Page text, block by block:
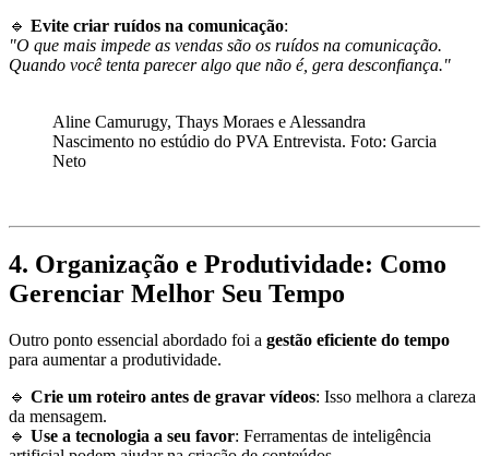
🔹 Evite criar ruídos na comunicação:
"O que mais impede as vendas são os ruídos na comunicação.
Quando você tenta parecer algo que não é, gera desconfiança."
Aline Camurugy, Thays Moraes e Alessandra
Nascimento no estúdio do PVA Entrevista. Foto: Garcia
Neto
4. Organização e Produtividade: Como
Gerenciar Melhor Seu Tempo
Outro ponto essencial abordado foi a gestão eficiente do tempo
para aumentar a produtividade.
🔹 Crie um roteiro antes de gravar vídeos: Isso melhora a clareza
da mensagem.
🔹 Use a tecnologia a seu favor: Ferramentas de inteligência